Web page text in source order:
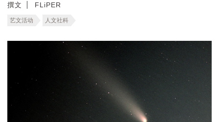
撰文 FLiPER
艺文活动 人文社科